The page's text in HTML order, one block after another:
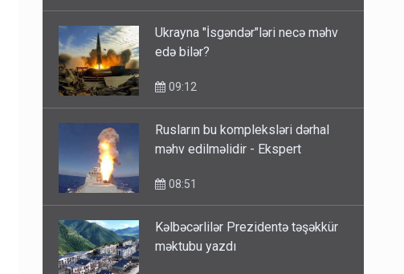
Bu ölkələrə şəxsiyyət vəsiqəsi ilə
6 Avqust 10:53
Ukrayna "İsgəndər"ləri necə məhv
edə bilər?
09:12
Rusların bu kompleksləri dərhal
məhv edilməlidir - Ekspert
08:51
Kəlbəcərlilər Prezidentə təşəkkür
məktubu yazdı